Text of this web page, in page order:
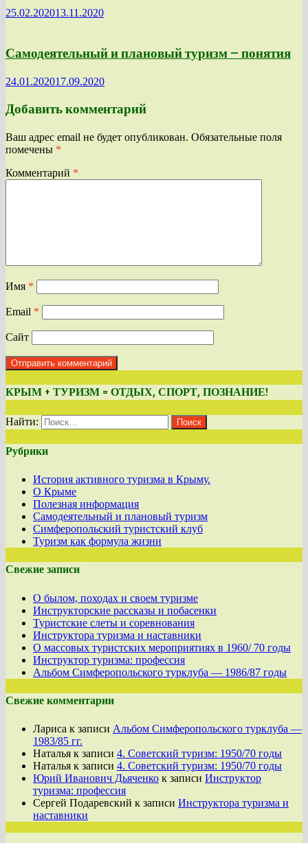
25.02.202013.11.2020
Самодеятельный и плановый туризм — понятия
24.01.202017.09.2020
Добавить комментарий
Ваш адрес email не будет опубликован. Обязательные поля
помечены *
Комментарий *
Имя *
Email *
Сайт
КРЫМ + ТУРИЗМ = ОТДЫХ, СПОРТ, ПОЗНАНИЕ!
Найти:
Рубрики
История активного туризма в Крыму.
О Крыме
Полезная информация
Самодеятельный и плановый туризм
Симферопольский туристский клуб
Туризм как формула жизни
Свежие записи
О былом, походах и своем туризме
Инструкторские рассказы и побасенки
Туристские слеты и соревнования
Инструктора туризма и наставники
О массовых туристских мероприятиях в 1960/ 70 годы
Инструктор туризма: профессия
Альбом Симферопольского турклуба — 1986/87 годы
Свежие комментарии
Лариса к записи Альбом Симферопольского турклуба —
1983/85 гг.
Наталья к записи 4. Советский туризм: 1950/70 годы
Наталья к записи 4. Советский туризм: 1950/70 годы
Юрий Иванович Дьяченко к записи Инструктор
туризма: профессия
Сергей Подаревский к записи Инструктора туризма и
наставники